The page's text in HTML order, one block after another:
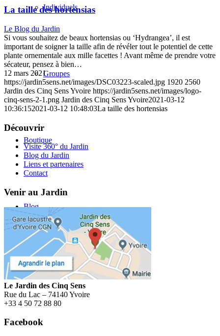
Individuels
Groupes
Boutique
Blog
Menu
La taille des hortensias
Le Blog du Jardin
Si vous souhaitez de beaux hortensias ou ‘Hydrangea’, il est
important de soigner la taille afin de révéler tout le potentiel de cette
plante ornementale aux mille facettes ! Avant même de prendre votre
sécateur, pensez à bien…
12 mars 2021
https://jardin5sens.net/images/DSC03223-scaled.jpg 1920 2560
Jardin des Cinq Sens Yvoire https://jardin5sens.net/images/logo-
cinq-sens-2-1.png Jardin des Cinq Sens Yvoire2021-03-12
10:36:152021-03-12 10:48:03La taille des hortensias
Découvrir
Visite 360° du Jardin
Blog du Jardin
Liens et partenaires
Contact
Venir au Jardin
Le Jardin des Cinq Sens
Rue du Lac – 74140 Yvoire
+33 4 50 72 88 80
Facebook